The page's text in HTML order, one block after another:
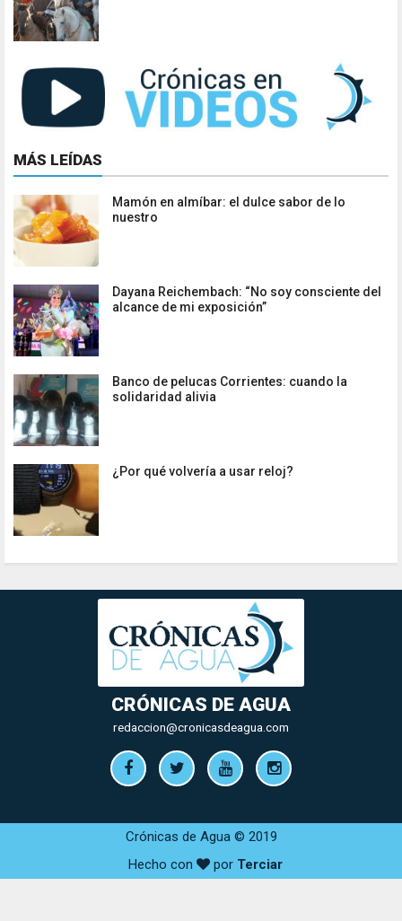
MÁS LEÍDAS
Mamón en almíbar: el dulce sabor de lo
nuestro
Dayana Reichembach: “No soy consciente del
alcance de mi exposición”
Banco de pelucas Corrientes: cuando la
solidaridad alivia
¿Por qué volvería a usar reloj?
CRÓNICAS DE AGUA
redaccion@cronicasdeagua.com
Crónicas de Agua © 2019
Hecho con
por Terciar